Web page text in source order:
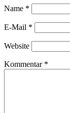
Name *
E-Mail *
Website
Kommentar *